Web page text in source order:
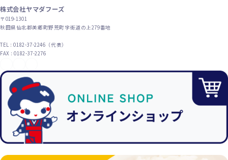
株式会社ヤマダフーズ
〒019-1301
秋田県仙北郡美郷町野荒町字街道の上279番地
TEL : 0182-37-2246（代表）
FAX : 0182-37-2276